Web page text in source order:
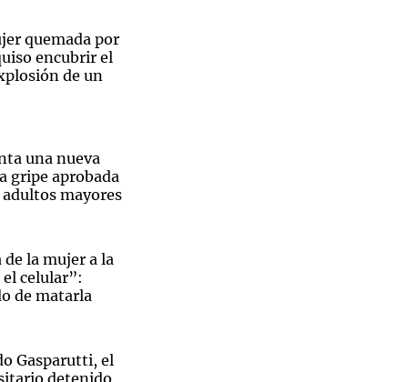
quemada por
encubrir el
de un
una nueva
gripe aprobada
mayores
de la mujer a la
celular”:
de matarla
Gasparutti, el
detenido